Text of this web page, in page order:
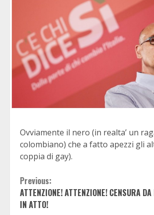
Ovviamente il nero (in realta’ un
colombiano) che a fatto apezzi gli
coppia di gay).
Continue
Reading
Previous:
ATTENZIONE! ATTENZIONE! CENSURA
IN ATTO!